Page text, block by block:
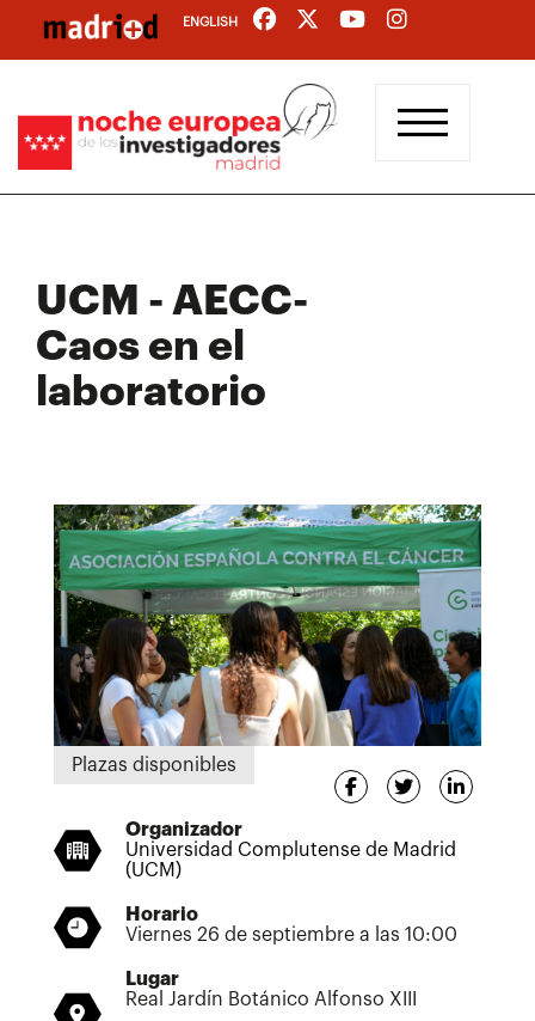
contenido
ENGLISH
UCM - AECC-
Caos en el
laboratorio
Plazas disponibles
Organizador
Universidad Complutense de Madrid
(UCM)
Horario
Viernes 26 de septiembre a las 10:00
Lugar
Real Jardín Botánico Alfonso XIII